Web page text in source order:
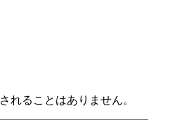
れることはありません。